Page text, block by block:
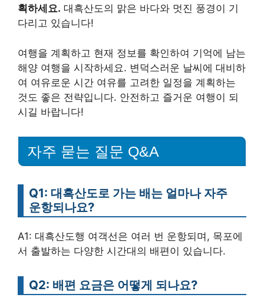
획하세요. 대흑산도의 맑은 바다와 멋진 풍경이 기
다리고 있습니다!
여행을 계획하고 현재 정보를 확인하여 기억에 남는
해양 여행을 시작하세요. 변덕스러운 날씨에 대비하
여 여유로운 시간 여유를 고려한 일정을 계획하는
것도 좋은 전략입니다. 안전하고 즐거운 여행이 되
시길 바랍니다!
자주 묻는 질문 Q&A
Q1: 대흑산도로 가는 배는 얼마나 자주
운항되나요?
A1: 대흑산도행 여객선은 여러 번 운항되며, 목포에
서 출발하는 다양한 시간대의 배편이 있습니다.
Q2: 배편 요금은 어떻게 되나요?